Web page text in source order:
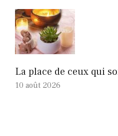
La place de ceux qui
10 août 2026